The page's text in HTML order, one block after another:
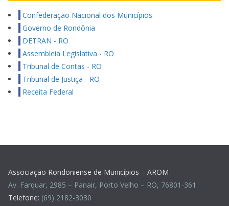
Confederação Nacional dos Municípios
Governo de Rondônia
DETRAN - RO
Assembleia Legislativa - RO
Tribunal de Contas - RO
Tribunal de Justiça - RO
Receita Federal
Associação Rondoniense de Municípios – AROM
Av. Farquar, 2985 – Panair, Porto Velho – RO, 76801-361
Telefone: (69) 2182-3030